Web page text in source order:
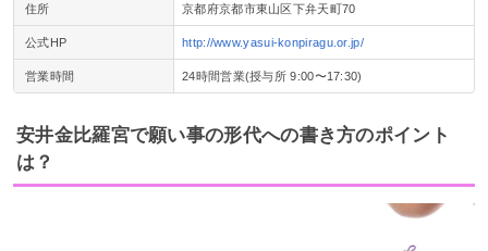
住所 京都府京都市東山区下弁天町70
公式HP http://www.yasui-konpiragu.or.jp/
営業時間 24時間営業(授与所 9:00〜17:30)
安井金比羅宮で願い事の形代への書き方のポイント
は？